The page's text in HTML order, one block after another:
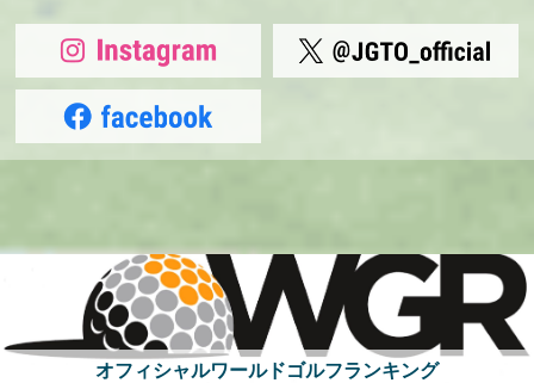
オフィシャルワールドゴルフランキング